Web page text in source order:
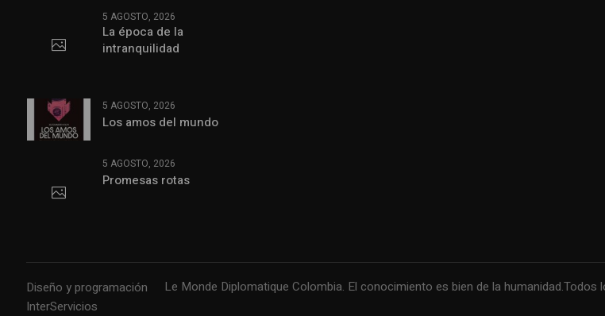
5 AGOSTO, 2026
La época de la
intranquilidad
5 AGOSTO, 2026
Los amos del mundo
5 AGOSTO, 2026
Promesas rotas
Le Monde Diplomatique Colombia. El conocimiento es bien de la
Diseño y programación
InterServicios